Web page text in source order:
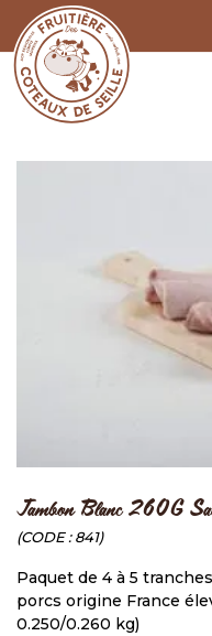
Jambon Blanc 260G
CODE :841
Paquet de 4 à 5
porcs origine France
0.250/0.260 kg)